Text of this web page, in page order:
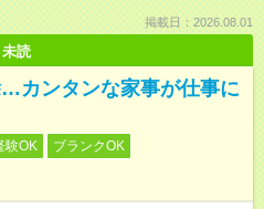
掲載日：2026.08.01
未読
…カンタンな家事が仕事に
験OK
ブランクOK